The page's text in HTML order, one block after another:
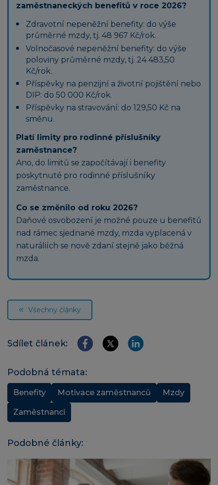
zaměstnaneckých benefitů v roce 2026?
Zdravotní nepeněžní benefity: do výše
průměrné mzdy, tj. 48 967 Kč/rok.
Volnočasové nepeněžní benefity: do výše
poloviny průměrné mzdy, tj. 24 483,50
Kč/rok.
Příspěvky na penzijní a životní pojištění nebo
DIP: do 50 000 Kč/rok.
Příspěvky na stravování: do 129,50 Kč na
směnu.
Platí limity pro rodinné příslušníky
zaměstnance?
Ano, do limitů se započítávají i benefity
poskytnuté pro rodinné příslušníky
zaměstnance.
Co se změnilo od roku 2026?
Daňové osvobození je možné pouze u benefitů
nad rámec sjednané mzdy, mzda vyplacená v
naturáliích se nově zdaní stejně jako běžná
mzda.
Všechny články
Sdílet článek:
Podobná témata:
Benefity Motivace zaměstnanců Mzdy
Zaměstnanci
Podobné články: